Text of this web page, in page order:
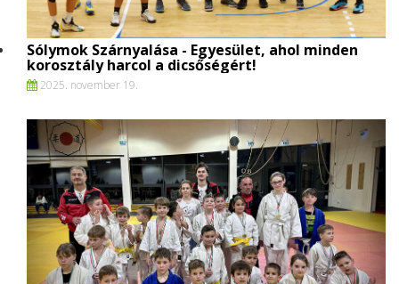
Sólymok Szárnyalása - Egyesület, ahol minden
korosztály harcol a dicsőségért!
2025. november 19.